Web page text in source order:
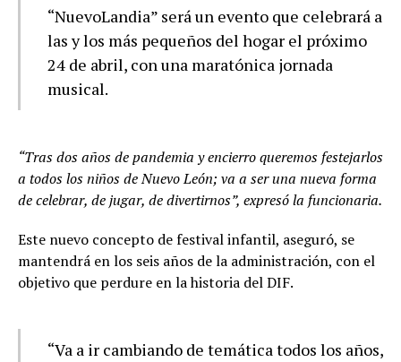
“NuevoLandia” será un evento que celebrará a
las y los más pequeños del hogar el próximo
24 de abril, con una maratónica jornada
musical.
“Tras dos años de pandemia y encierro queremos festejarlos
a todos los niños de Nuevo León; va a ser una nueva forma
de celebrar, de jugar, de divertirnos”, expresó la funcionaria.
Este nuevo concepto de festival infantil, aseguró, se
mantendrá en los seis años de la administración, con el
objetivo que perdure en la historia del DIF.
“Va a ir cambiando de temática todos los años,